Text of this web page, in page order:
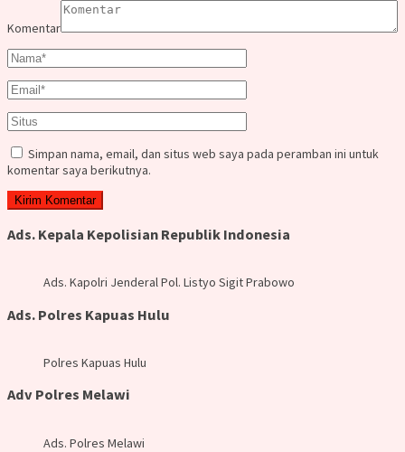
Komentar
Simpan nama, email, dan situs web saya pada peramban ini untuk
komentar saya berikutnya.
Ads. Kepala Kepolisian Republik Indonesia
Ads. Kapolri Jenderal Pol. Listyo Sigit Prabowo
Ads. Polres Kapuas Hulu
Polres Kapuas Hulu
Adv Polres Melawi
Ads. Polres Melawi